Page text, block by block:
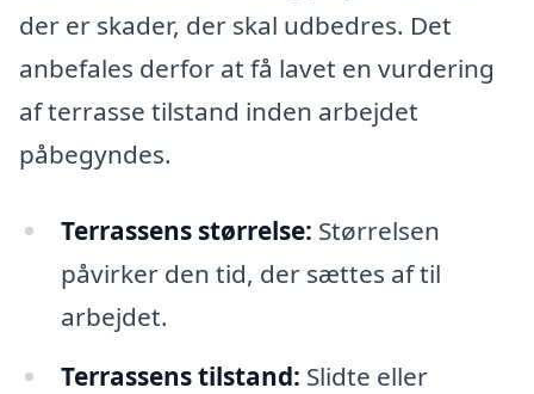
der er skader, der skal udbedres. Det
anbefales derfor at få lavet en vurdering
af terrasse tilstand inden arbejdet
påbegyndes.
Terrassens størrelse: Størrelsen
påvirker den tid, der sættes af til
arbejdet.
Terrassens tilstand: Slidte eller